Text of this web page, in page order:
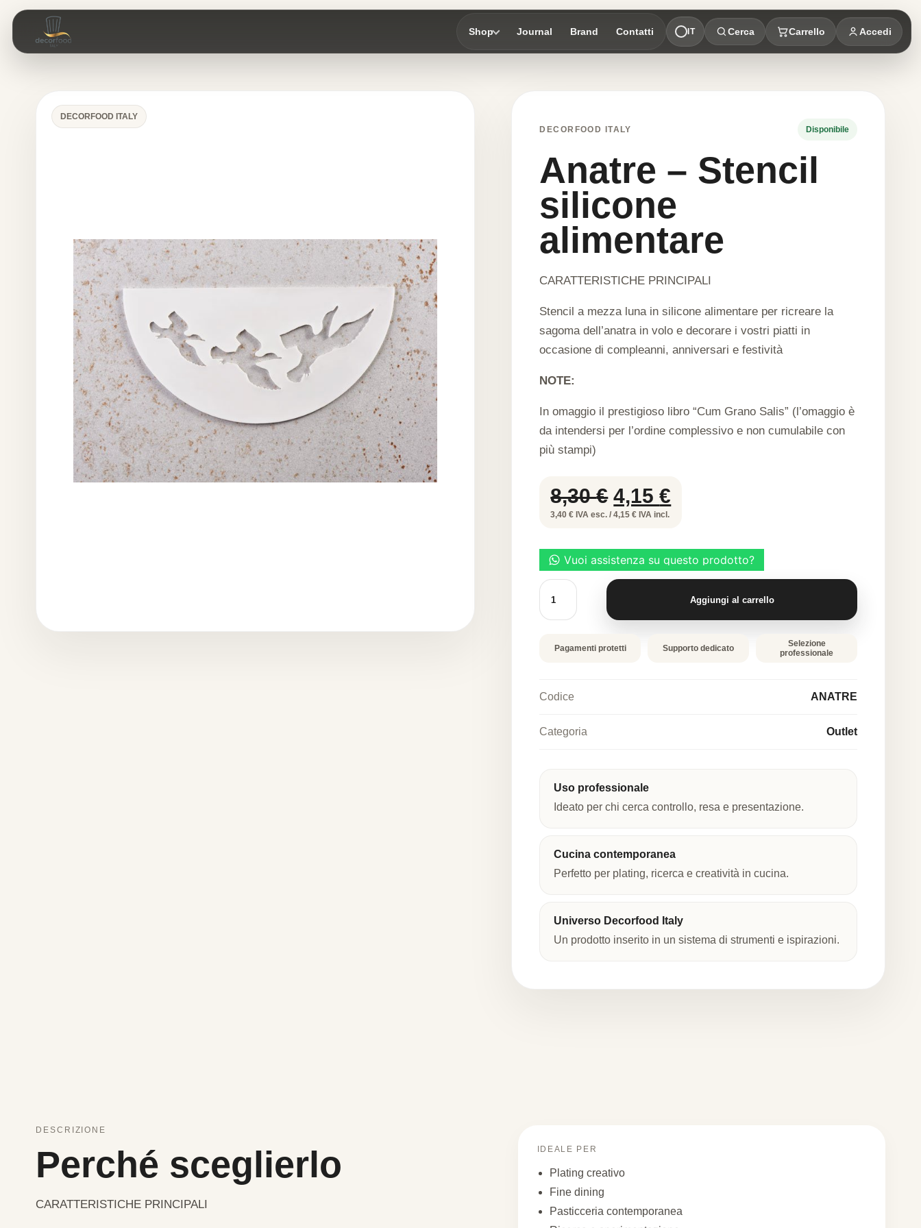
Shop Journal Brand Contatti IT Cerca Carrello Accedi
DECORFOOD ITALY
DECORFOOD ITALY
Disponibile
Anatre – Stencil
silicone
alimentare
CARATTERISTICHE PRINCIPALI
Stencil a mezza luna in silicone alimentare per ricreare la
sagoma dell’anatra in volo e decorare i vostri piatti in
occasione di compleanni, anniversari e festività
NOTE:
In omaggio il prestigioso libro “Cum Grano Salis” (l’omaggio è
da intendersi per l’ordine complessivo e non cumulabile con
più stampi)
8,30€ Il
prezzo
era:
8,30 €.
4,15€
è:
3,40 € IVA esc. / 4,15 € IVA incl.
Anatre
Stencil
silicone
quantità
Aggiungi al carrello
Pagamenti protetti Supporto dedicato
Selezione
professionale
Codice ANATRE
Categoria Outlet
Uso professionale
Ideato per chi cerca controllo, resa e presentazione.
Cucina contemporanea
Perfetto per plating, ricerca e creatività in cucina.
Universo Decorfood Italy
Un prodotto inserito in un sistema di strumenti e ispirazioni.
DESCRIZIONE
Perché sceglierlo
CARATTERISTICHE PRINCIPALI
IDEALE PER
Plating creativo
Fine dining
Pasticceria contemporanea